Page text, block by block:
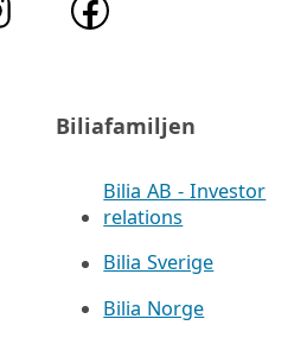
Biliafamiljen
Bilia AB - Investor
relations
Bilia Sverige
Bilia Norge